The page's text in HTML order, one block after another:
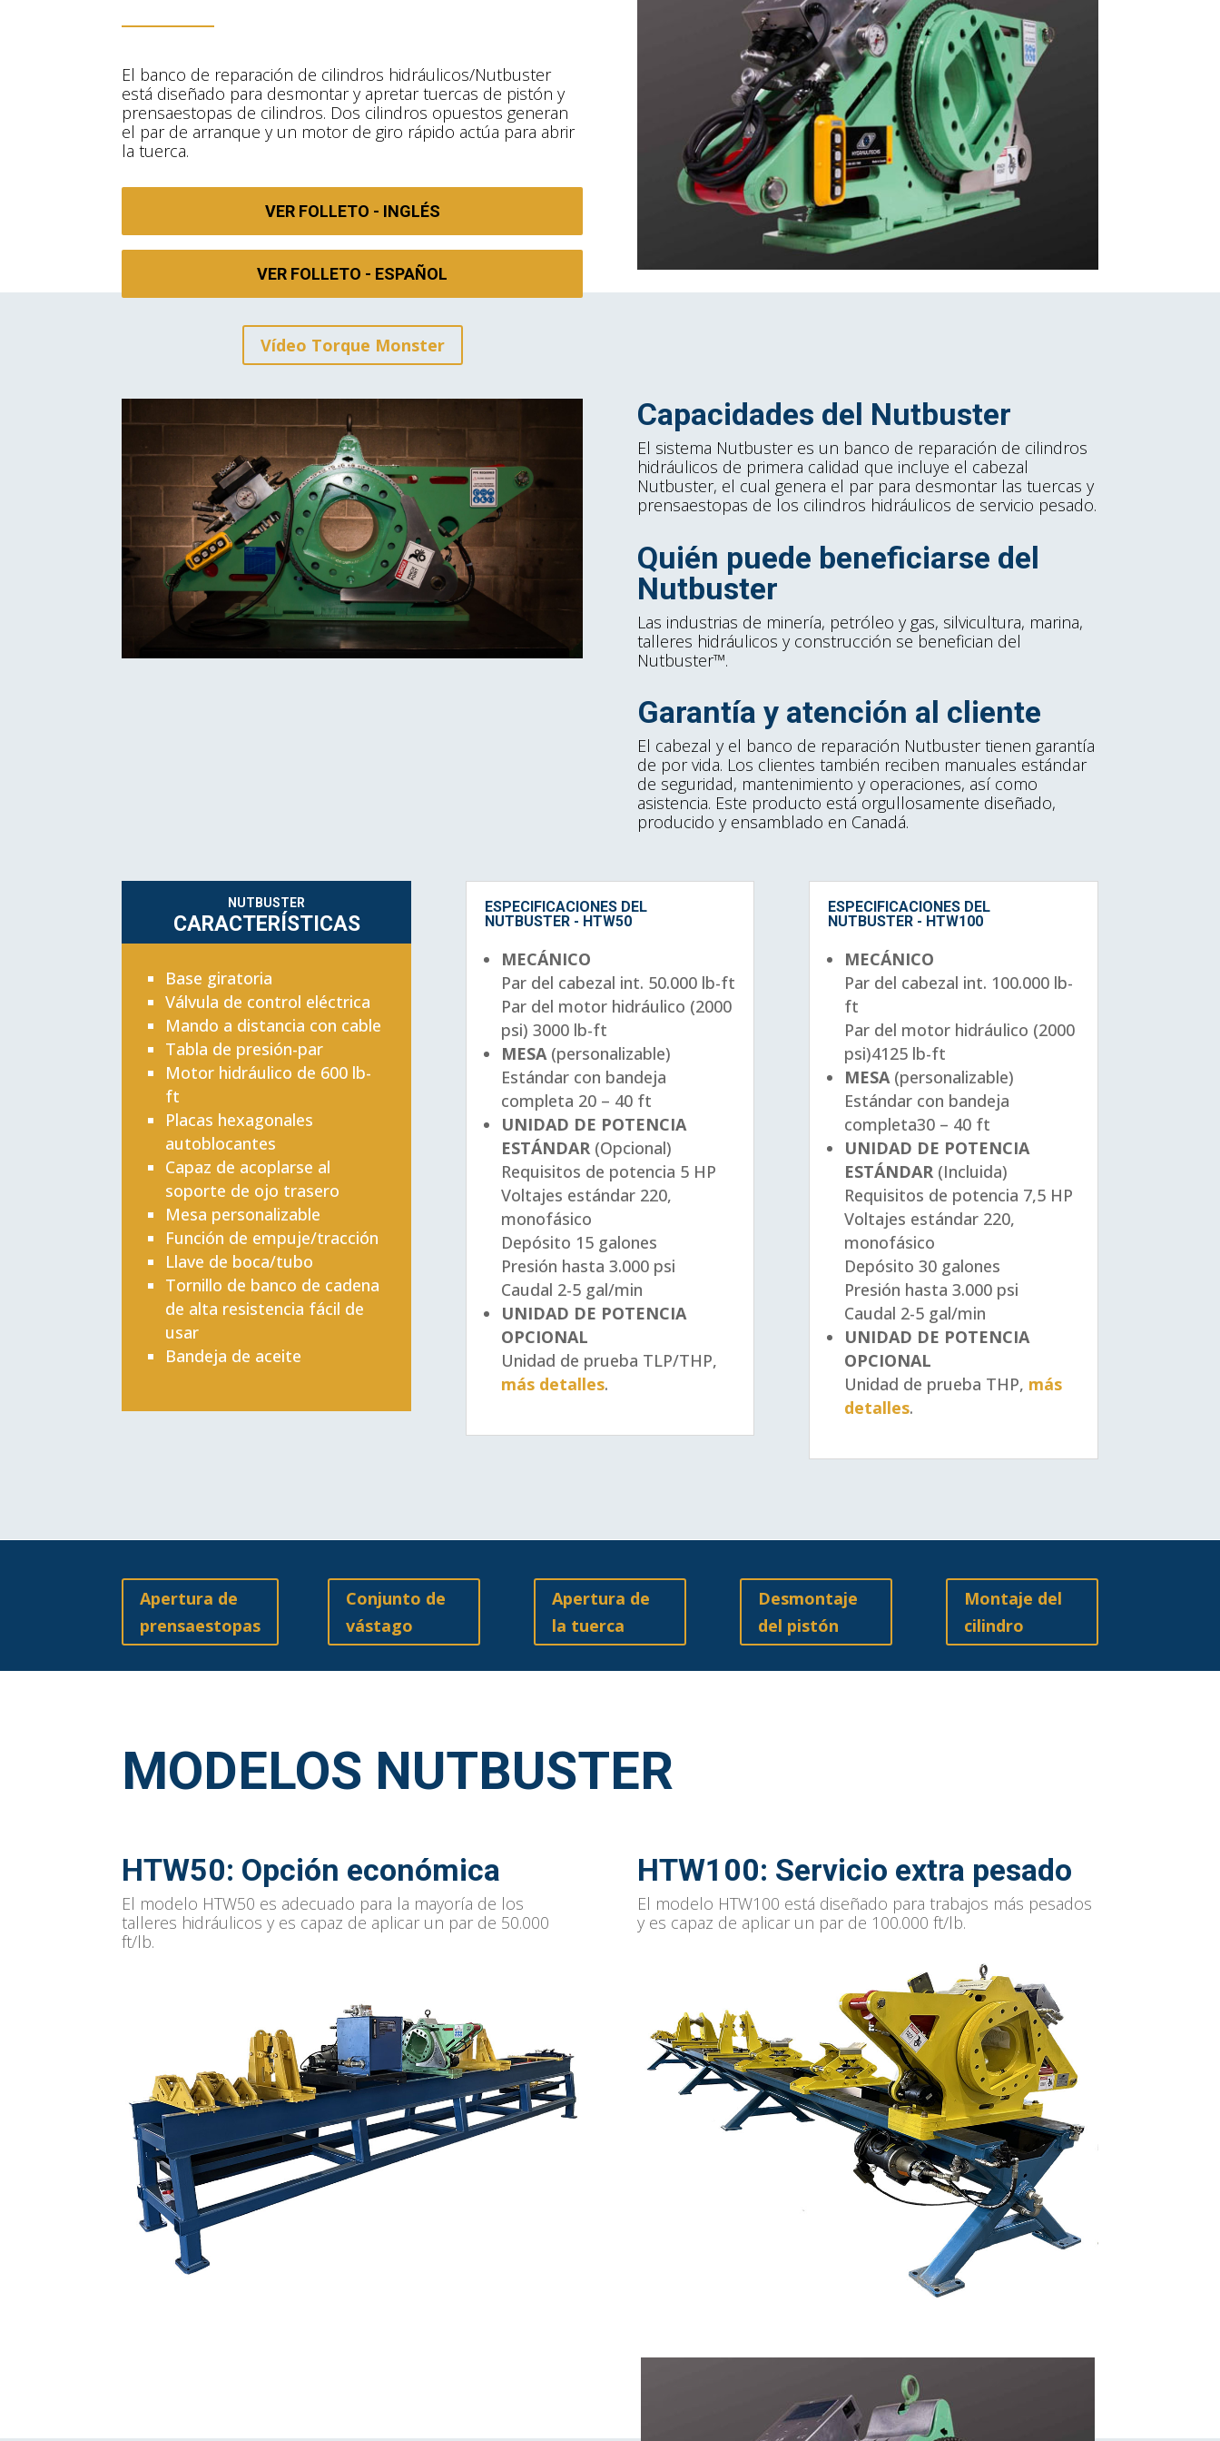
El banco de reparación de cilindros hidráulicos/Nutbuster
está diseñado para desmontar y apretar tuercas de pistón y
prensaestopas de cilindros. Dos cilindros opuestos generan
el par de arranque y un motor de giro rápido actúa para abrir
la tuerca.
VER FOLLETO - INGLÉS
VER FOLLETO - ESPAÑOL
Vídeo Torque Monster
Capacidades del Nutbuster
El sistema Nutbuster es un banco de reparación de cilindros
hidráulicos de primera calidad que incluye el cabezal
Nutbuster, el cual genera el par para desmontar las tuercas y
prensaestopas de los cilindros hidráulicos de servicio pesado.
Quién puede beneficiarse del
Nutbuster
Las industrias de minería, petróleo y gas, silvicultura, marina,
talleres hidráulicos y construcción se benefician del
Nutbuster™.
Garantía y atención al cliente
El cabezal y el banco de reparación Nutbuster tienen garantía
de por vida. Los clientes también reciben manuales estándar
de seguridad, mantenimiento y operaciones, así como
asistencia. Este producto está orgullosamente diseñado,
producido y ensamblado en Canadá.
NUTBUSTER
CARACTERÍSTICAS
Base giratoria
Válvula de control eléctrica
Mando a distancia con cable
Tabla de presión-par
Motor hidráulico de 600 lb-
ft
Placas hexagonales
autoblocantes
Capaz de acoplarse al
soporte de ojo trasero
Mesa personalizable
Función de empuje/tracción
Llave de boca/tubo
Tornillo de banco de cadena
de alta resistencia fácil de
usar
Bandeja de aceite
ESPECIFICACIONES DEL
NUTBUSTER - HTW50
MECÁNICO
Par del cabezal int. 50.000 lb-ft
Par del motor hidráulico (2000
psi) 3000 lb-ft
MESA(personalizable)
Estándar con bandeja
completa 20 – 40 ft
UNIDAD DE POTENCIA
ESTÁNDAR (Opcional)
Requisitos de potencia 5 HP
Voltajes estándar 220,
monofásico
Depósito 15 galones
Presión hasta 3.000 psi
Caudal 2-5 gal/min
UNIDAD DE POTENCIA
OPCIONAL
Unidad de prueba TLP/THP,
más detalles.
ESPECIFICACIONES DEL
NUTBUSTER - HTW100
MECÁNICO
Par del cabezal int. 100.000 lb-
ft
Par del motor hidráulico (2000
psi)4125 lb-ft
MESA(personalizable)
Estándar con bandeja
completa30 – 40 ft
UNIDAD DE POTENCIA
ESTÁNDAR (Incluida)
Requisitos de potencia 7,5 HP
Voltajes estándar 220,
monofásico
Depósito 30 galones
Presión hasta 3.000 psi
Caudal 2-5 gal/min
UNIDAD DE POTENCIA
OPCIONAL
Unidad de prueba THP, más
detalles.
Apertura de
prensaestopas
Conjunto de
vástago
Apertura de
la tuerca
Desmontaje
del pistón
Montaje del
cilindro
MODELOS NUTBUSTER
HTW50: Opción económica
El modelo HTW50 es adecuado para la mayoría de los
talleres hidráulicos y es capaz de aplicar un par de 50.000
ft/lb.
HTW100: Servicio extra pesado
El modelo HTW100 está diseñado para trabajos más pesados
y es capaz de aplicar un par de 100.000 ft/lb.